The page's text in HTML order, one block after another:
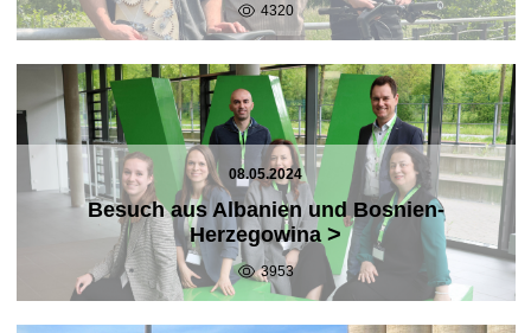
4320
08.05.2024
Besuch aus Albanien und Bosnien-
Herzegowina >
3953